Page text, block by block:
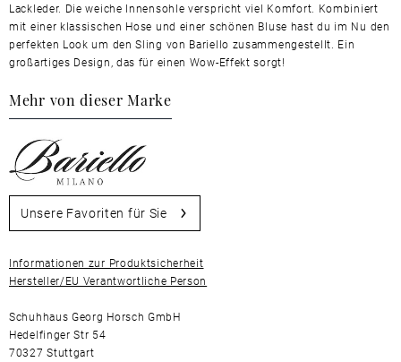
Lackleder. Die weiche Innensohle verspricht viel Komfort. Kombiniert
mit einer klassischen Hose und einer schönen Bluse hast du im Nu den
perfekten Look um den Sling von Bariello zusammengestellt. Ein
großartiges Design, das für einen Wow-Effekt sorgt!
Mehr von dieser Marke
Unsere Favoriten für Sie
Informationen zur Produktsicherheit
Hersteller/EU Verantwortliche Person
Schuhhaus Georg Horsch GmbH
Hedelfinger Str 54
70327 Stuttgart